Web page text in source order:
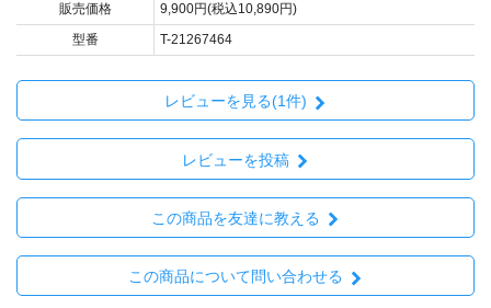
販売価格
9,900円(税込10,890円)
型番
T-21267464
レビューを見る(1件)
レビューを投稿
この商品を友達に教える
この商品について問い合わせる